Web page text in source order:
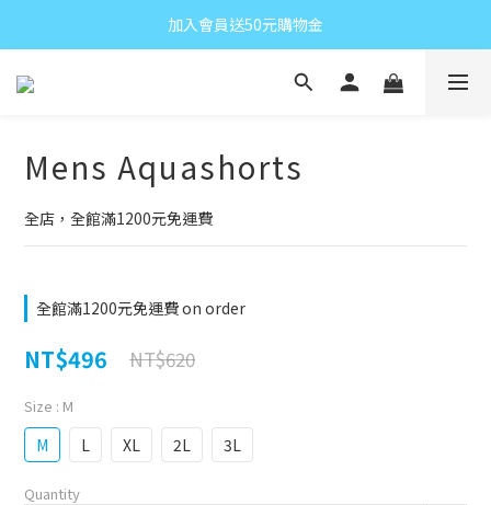
加入會員送50元購物金
Mens Aquashorts
全店，全館滿1200元免運費
全館滿1200元免運費 on order
NT$496 NT$620
Size : M
M L XL 2L 3L
Quantity